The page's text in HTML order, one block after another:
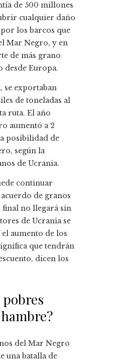
de 500 millones
cualquier daño
los barcos que
Mar Negro, y en
de más grano
Europa.
se exportaban
de toneladas al
ruta. El año
aumentó a 2
posibilidad de
según la
de Ucrania.
continuar
de granos
final no llegará sin
de Ucrania se
el aumento de los
que tendrán
dicen los
pobres
del Mar Negro
una batalla de